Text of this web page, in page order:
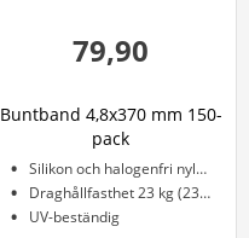
79,90
Buntband 4,8x370 mm 150-
pack
Silikon och halogenfri nylon
Draghållfasthet 23 kg (230 N)
UV-beständig